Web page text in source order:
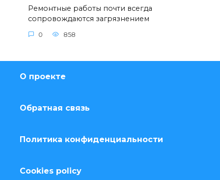
Ремонтные работы почти всегда
сопровождаются загрязнением
0 858
О проекте
Обратная связь
Политика конфиденциальности
Cookies policy